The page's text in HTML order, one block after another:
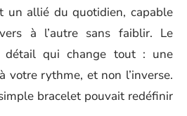
un allié du quotidien, capable
à l’autre sans faiblir. Le
détail qui change tout : une
votre rythme, et non l’inverse.
bracelet pouvait redéfinir